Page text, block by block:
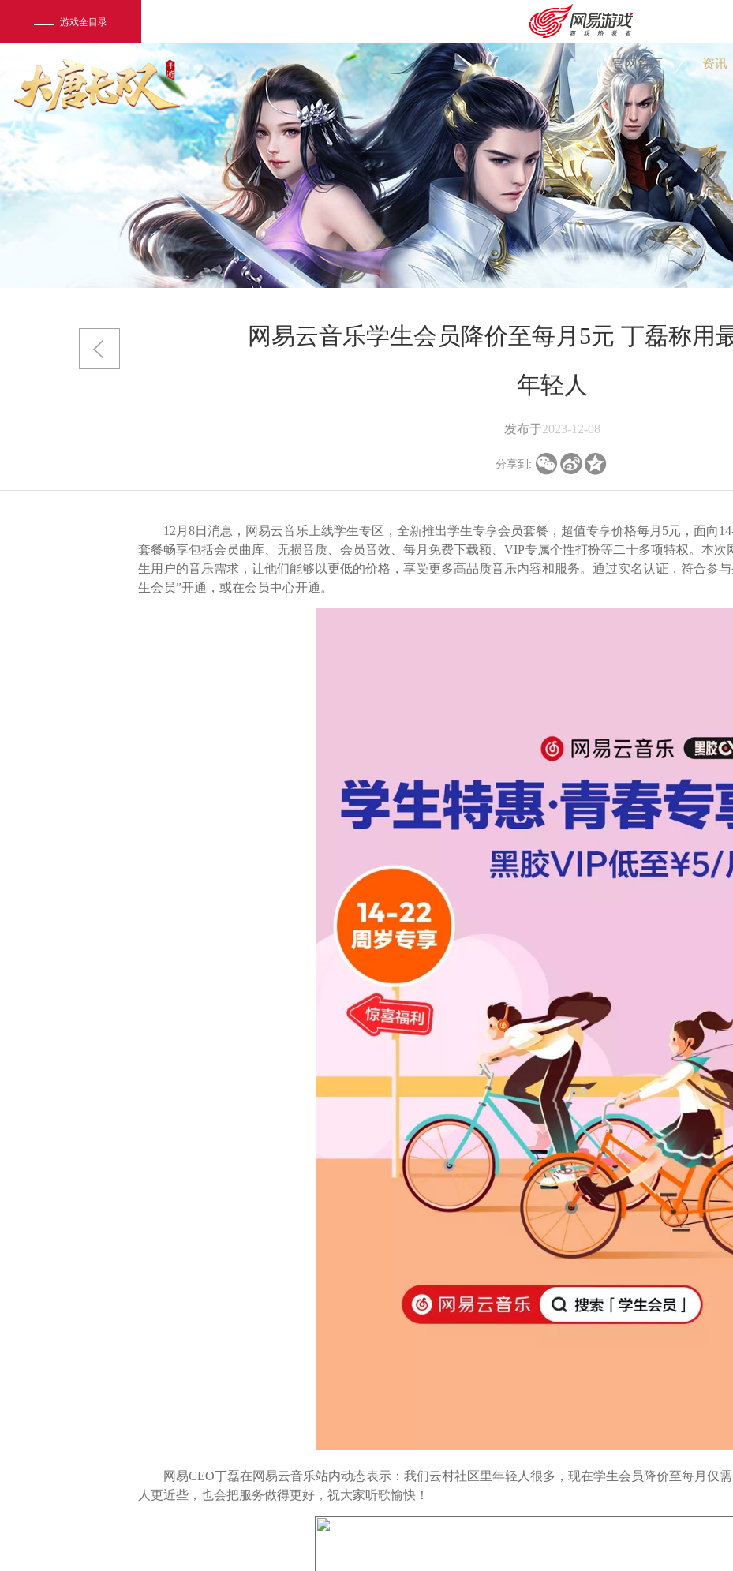
游戏全目录
网易游戏
游戏爱好者
我的足迹： 大唐无双唯美篇
官网首页 资讯
网易云音乐学生会员降价至每月5元 丁磊称用
年轻人
发布于2023-12-08
分享到: 
12月8日消息，网易云音乐上线学生专区，全新推出学生专享会员套餐，超值专享价格每月5元，面向
套餐畅享包括会员曲库、无损音质、会员音效、每月免费下载额、VIP专属个性打扮等二十多项特权。本
生用户的音乐需求，让他们能够以更低的价格，享受更多高品质音乐内容和服务。通过实名认证，符合参
生会员”开通，或在会员中心开通。
网易CEO丁磊在网易云音乐站内动态表示：我们云村社区里年轻人很多，现在学生会员降价至每月仅
人更近些，也会把服务做得更好，祝大家听歌愉快！